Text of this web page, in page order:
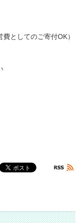
としてのご寄付OK）